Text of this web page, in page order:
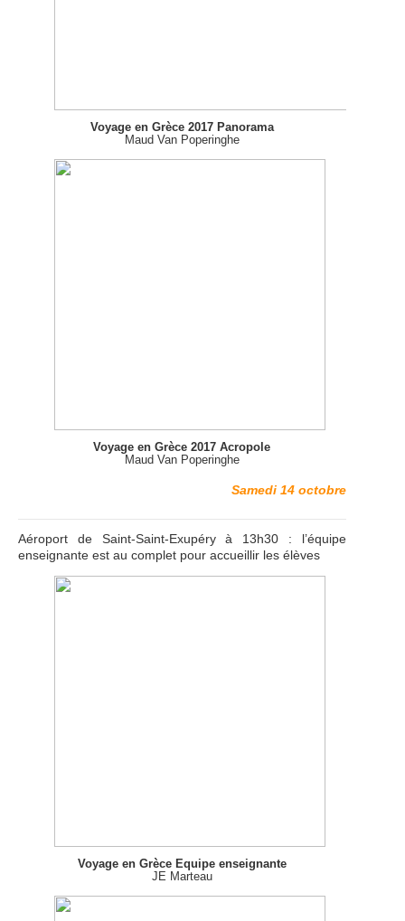
Voyage en Grèce 2017 Panorama
Maud Van Poperinghe
Voyage en Grèce 2017 Acropole
Maud Van Poperinghe
Samedi 14 octobre
Aéroport de Saint-Saint-Exupéry à 13h30 : l’équipe
enseignante est au complet pour accueillir les élèves
Voyage en Grèce Equipe enseignante
JE Marteau